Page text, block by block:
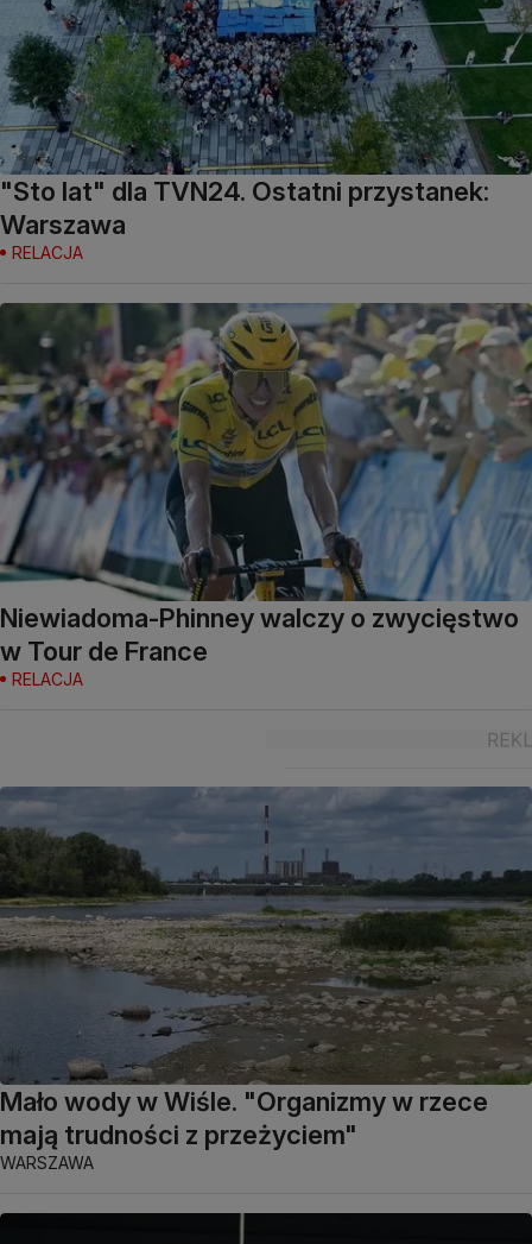
"Sto lat" dla TVN24. Ostatni przystanek:
Warszawa
RELACJA
Niewiadoma-Phinney walczy o zwycięstwo
w Tour de France
RELACJA
Mało wody w Wiśle. "Organizmy w rzece
mają trudności z przeżyciem"
WARSZAWA